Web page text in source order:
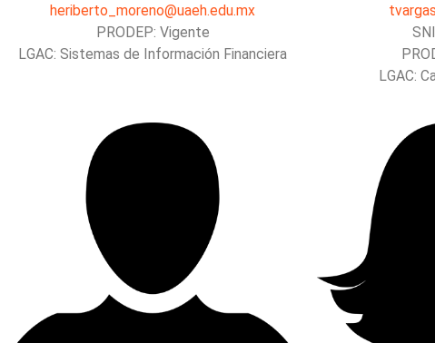
heriberto_moreno@uaeh.edu.mx
PRODEP: Vigente
LGAC: Sistemas de Información Financiera
LGAC: